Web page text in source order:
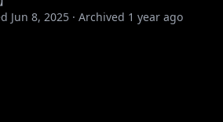
Jun 8, 2025 · Archived 1 year ago